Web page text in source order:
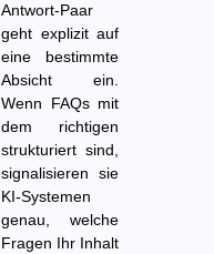
Antwort-Paar
geht explizit auf
eine bestimmte
Absicht ein.
Wenn FAQs mit
dem richtigen
strukturiert sind,
signalisieren sie
KI-Systemen
genau, welche
Fragen Ihr Inhalt